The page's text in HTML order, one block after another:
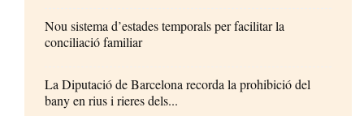
Nou sistema d’estades temporals per facilitar la
conciliació familiar
La Diputació de Barcelona recorda la prohibició del
bany en rius i rieres dels...